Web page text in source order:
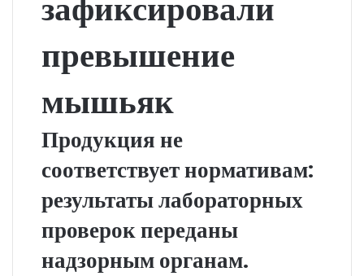
превышение
мышьяк
Продукция не
соответствует нормативам:
результаты лабораторных
проверок переданы
надзорным органам.